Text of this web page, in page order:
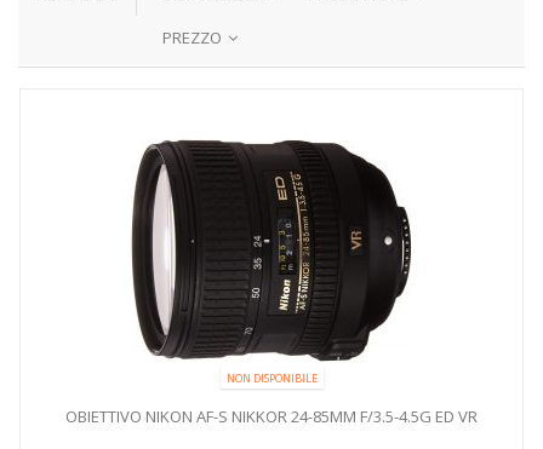
PREZZO
NON DISPONIBILE
OBIETTIVO NIKON AF-S NIKKOR 24-85MM F/3.5-4.5G ED VR